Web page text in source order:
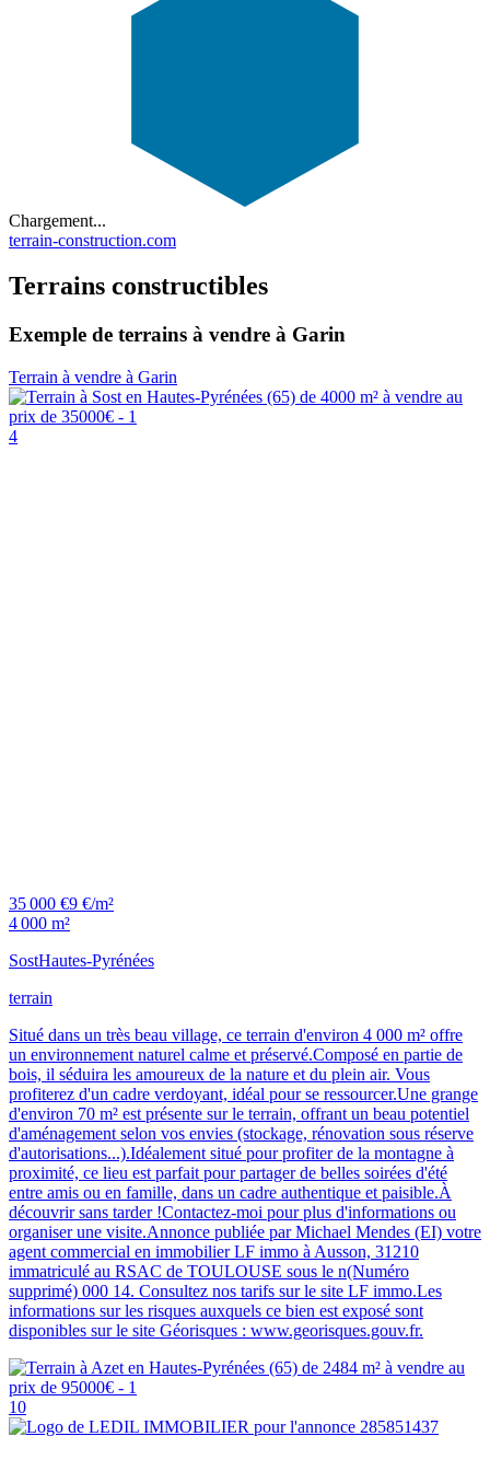
Chargement...
terrain-construction.com
Terrains constructibles
Exemple de terrains à vendre à Garin
Terrain à vendre à Garin
4
35 000 €9 €/m²
4 000 m²
SostHautes-Pyrénées
terrain
Situé dans un très beau village, ce terrain d'environ 4 000 m² offre
un environnement naturel calme et préservé.Composé en partie de
bois, il séduira les amoureux de la nature et du plein air. Vous
profiterez d'un cadre verdoyant, idéal pour se ressourcer.Une grange
d'environ 70 m² est présente sur le terrain, offrant un beau potentiel
d'aménagement selon vos envies (stockage, rénovation sous réserve
d'autorisations...).Idéalement situé pour profiter de la montagne à
proximité, ce lieu est parfait pour partager de belles soirées d'été
entre amis ou en famille, dans un cadre authentique et paisible.À
découvrir sans tarder !Contactez-moi pour plus d'informations ou
organiser une visite.Annonce publiée par Michael Mendes (EI) votre
agent commercial en immobilier LF immo à Ausson, 31210
immatriculé au RSAC de TOULOUSE sous le n(Numéro
supprimé) 000 14. Consultez nos tarifs sur le site LF immo.Les
informations sur les risques auxquels ce bien est exposé sont
disponibles sur le site Géorisques : www.georisques.gouv.fr.
10